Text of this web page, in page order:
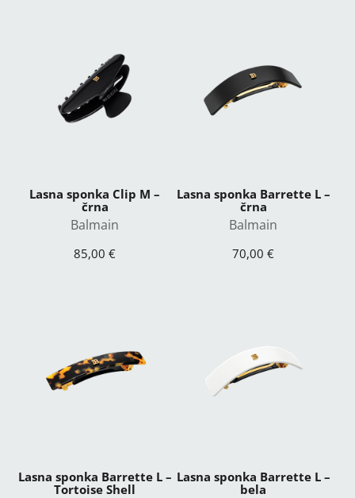
Lasna sponka Clip M –
črna
Balmain
85,00 €
Lasna sponka Barrette L –
črna
Balmain
70,00 €
Lasna sponka Barrette L –
Tortoise Shell
Lasna sponka Barrette L –
bela